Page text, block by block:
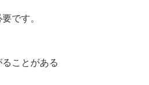
です。
ことがある